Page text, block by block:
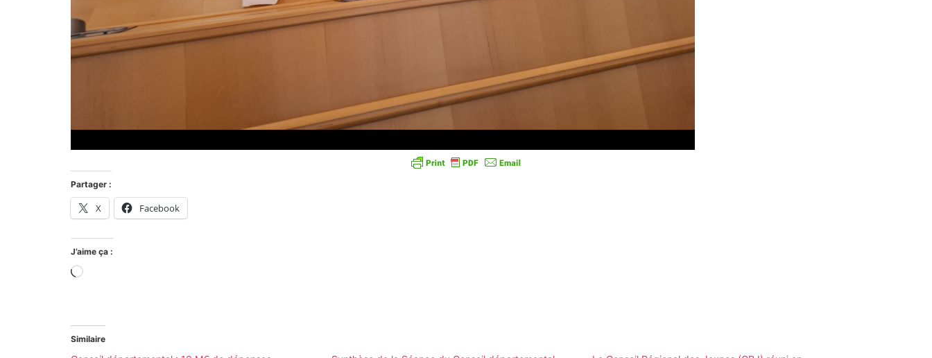
Partager :
X Facebook
J’aime ça :
Similaire